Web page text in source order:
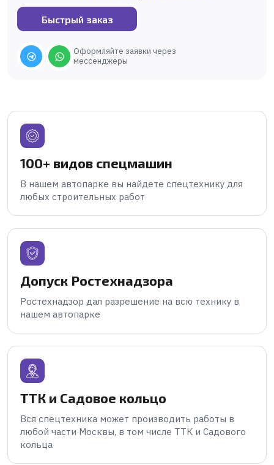
Быстрый заказ
Оформляйте заявки через
мессенджеры
100+ видов спецмашин
В нашем автопарке вы найдете спецтехнику для
любых строительных работ
Допуск Ростехнадзора
Ростехнадзор дал разрешение на всю технику в
нашем автопарке
ТТК и Садовое кольцо
Вся спецтехника может производить работы в
любой части Москвы, в том числе ТТК и Садового
кольца